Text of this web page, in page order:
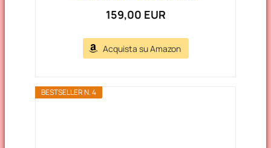
159,00 EUR
Acquista su Amazon
BESTSELLER N. 4